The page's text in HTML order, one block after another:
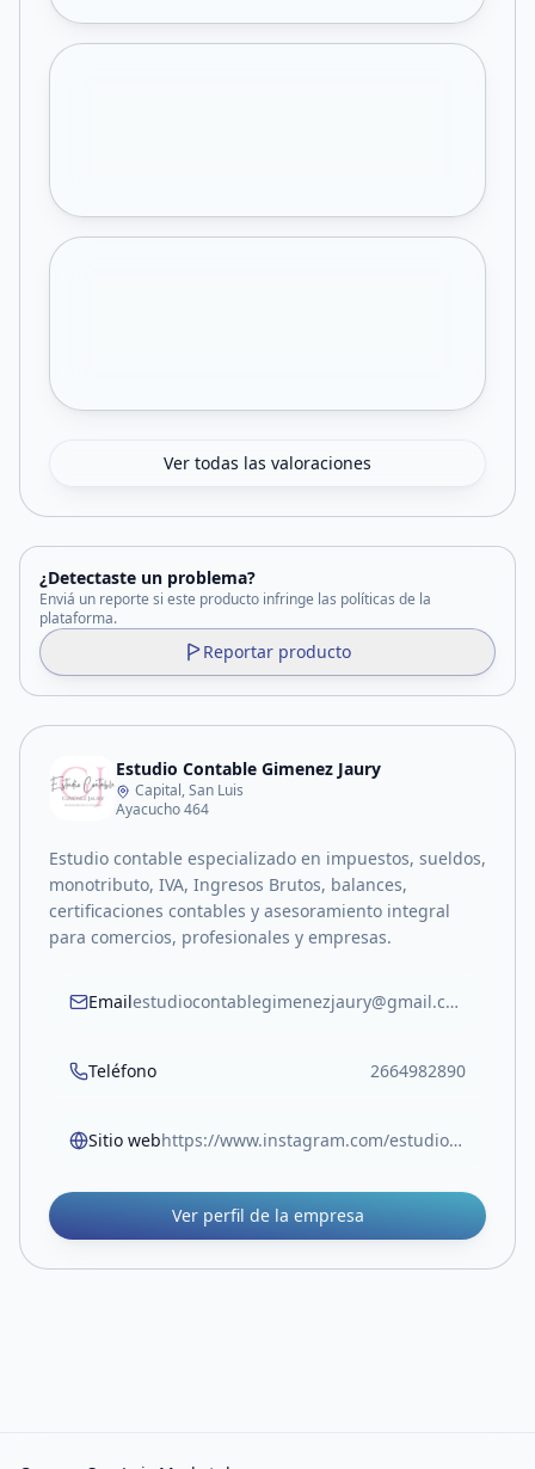
Ver todas las valoraciones
¿Detectaste un problema?
Enviá un reporte si este producto infringe las políticas de la
plataforma.
Reportar producto
Estudio Contable Gimenez Jaury
Capital, San Luis
Ayacucho 464
Estudio contable especializado en impuestos, sueldos,
monotributo, IVA, Ingresos Brutos, balances,
certificaciones contables y asesoramiento integral
para comercios, profesionales y empresas.
Email estudiocontablegimenezjaury@gmail.com
Teléfono 2664982890
Sitio web https://www.instagram.com/estudio_contable_gimenez_jaury?igsh=MW9ucDNkdG01NThrdA==
Ver perfil de la empresa